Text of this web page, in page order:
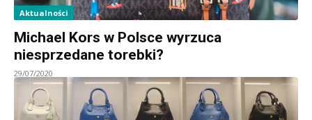
Aktualności
Michael Kors w Polsce wyrzuca
niesprzedane torebki?
29/07/2020